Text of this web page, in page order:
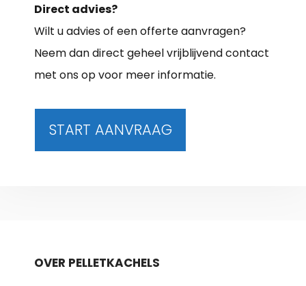
Direct advies?
Wilt u advies of een offerte aanvragen?
Neem dan direct geheel vrijblijvend contact
met ons op voor meer informatie.
START AANVRAAG
OVER PELLETKACHELS